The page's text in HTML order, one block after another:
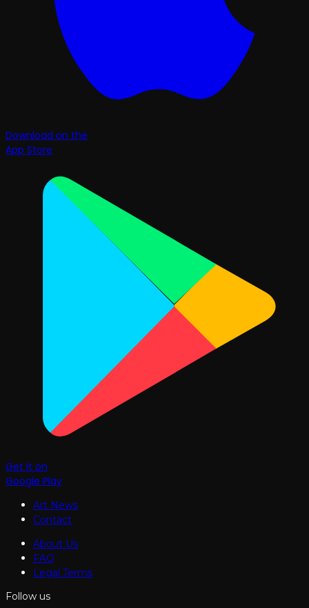
Download on the
App Store
Get it on
Google Play
Art News
Contact
About Us
FAQ
Legal Terms
Follow us